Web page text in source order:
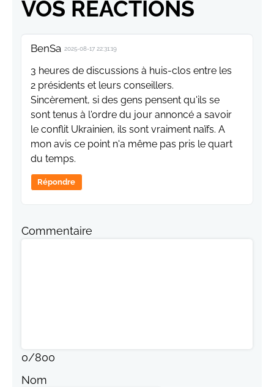
VOS RÉACTIONS
BenSa 2025-08-17 22:31:19
3 heures de discussions à huis-clos entre les
2 présidents et leurs conseillers.
Sincèrement, si des gens pensent qu'ils se
sont tenus à l'ordre du jour annoncé a savoir
le conflit Ukrainien, ils sont vraiment naïfs. A
mon avis ce point n'a même pas pris le quart
du temps.
Répondre
Commentaire
0/800
Nom